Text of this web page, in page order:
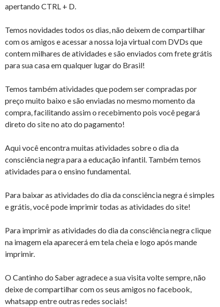
apertando CTRL + D.
Temos novidades todos os dias, não deixem de compartilhar
com os amigos e acessar a nossa loja virtual com DVDs que
contem milhares de atividades e são enviados com frete grátis
para sua casa em qualquer lugar do Brasil!
Temos também atividades que podem ser compradas por
preço muito baixo e são enviadas no mesmo momento da
compra, facilitando assim o recebimento pois você pegará
direto do site no ato do pagamento!
Aqui você encontra muitas atividades sobre o dia da
consciência negra para a educação infantil. Também temos
atividades para o ensino fundamental.
Para baixar as atividades do dia da consciência negra é simples
e grátis, você pode imprimir todas as atividades do site!
Para imprimir as atividades do dia da consciência negra clique
na imagem ela aparecerá em tela cheia e logo após mande
imprimir.
O Cantinho do Saber agradece a sua visita volte sempre, não
deixe de compartilhar com os seus amigos no facebook,
whatsapp entre outras redes sociais!